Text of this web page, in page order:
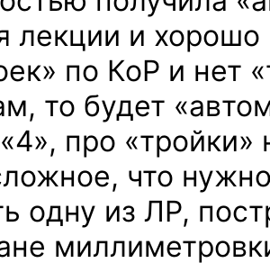
лекции и
по КоР и нет
то будет
про «тройки»
что
одну из ЛР,